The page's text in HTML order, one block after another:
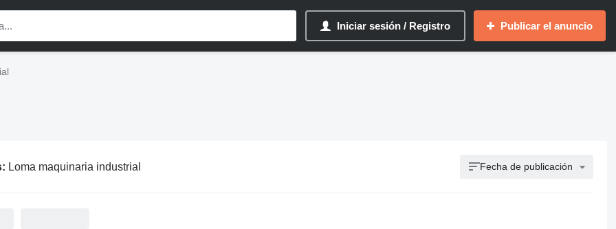
Iniciar sesión / Registro Publicar el anuncio
Loma maquinaria industrial Fecha de publicación